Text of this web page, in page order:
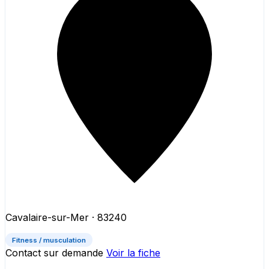
Cavalaire-sur-Mer · 83240
Fitness / musculation
Contact sur demande Voir la fiche